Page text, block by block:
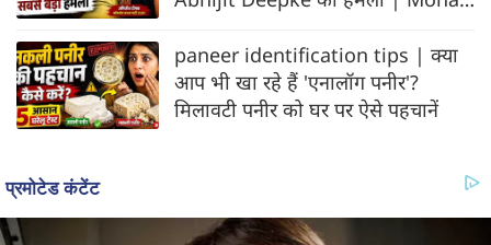
paneer identification tips | क्या
आप भी खा रहे हैं 'एनालॉग पनीर'?
मिलावटी पनीर को घर पर ऐसे पहचानें